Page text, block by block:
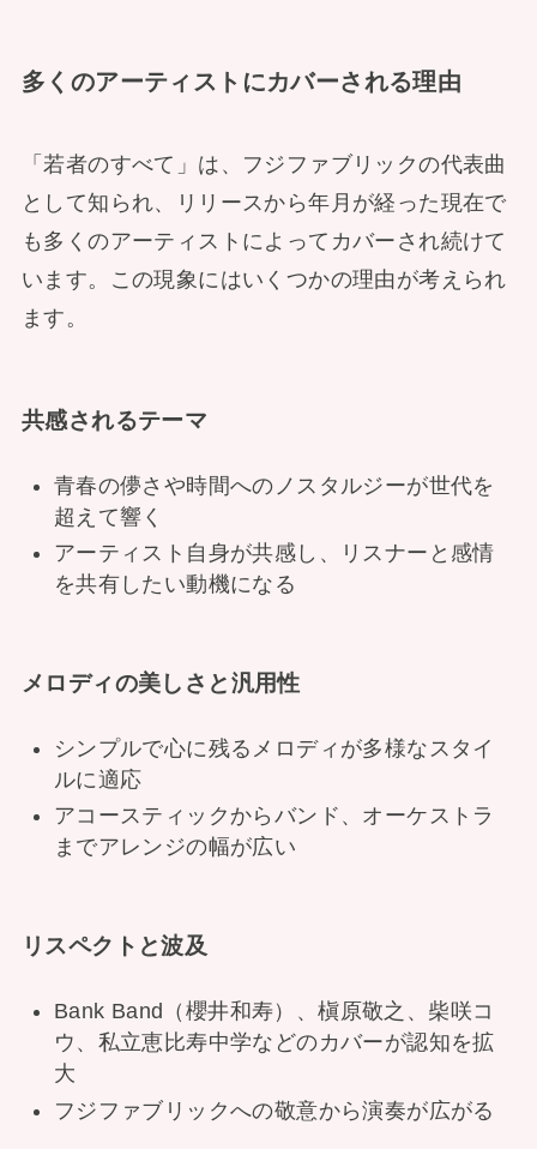
多くのアーティストにカバーされる理由
「若者のすべて」は、フジファブリックの代表曲
として知られ、リリースから年月が経った現在で
も多くのアーティストによってカバーされ続けて
います。この現象にはいくつかの理由が考えられ
ます。
共感されるテーマ
青春の儚さや時間へのノスタルジーが世代を
超えて響く
アーティスト自身が共感し、リスナーと感情
を共有したい動機になる
メロディの美しさと汎用性
シンプルで心に残るメロディが多様なスタイ
ルに適応
アコースティックからバンド、オーケストラ
までアレンジの幅が広い
リスペクトと波及
Bank Band（櫻井和寿）、槇原敬之、柴咲コ
ウ、私立恵比寿中学などのカバーが認知を拡
大
フジファブリックへの敬意から演奏が広がる